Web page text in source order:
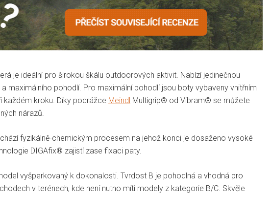
je ideální pro širokou škálu outdoorových aktivit. Nabízí jedinečnou
maximálního pohodlí. Pro maximální pohodlí jsou boty vybaveny vnitřním
kroku. Díky podrážce Meindl Multigrip® od Vibram® se můžete
nárazů.
fyzikálně-chemickým procesem na jehož konci je dosaženo vysoké
DIGAfix® zajistí zase fixaci paty.
vyšperkovaný k dokonalosti. Tvrdost B je pohodlná a vhodná pro
v terénech, kde není nutno míti modely z kategorie B/C. Skvěle